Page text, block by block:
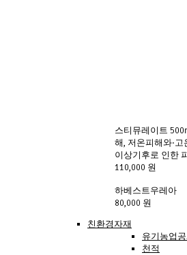
스티뮤레이트
해, 저온피해와·고
이상기후로 인한
110,000 원
하베스트우레아
80,000 원
친환경자재
유기농업
천적